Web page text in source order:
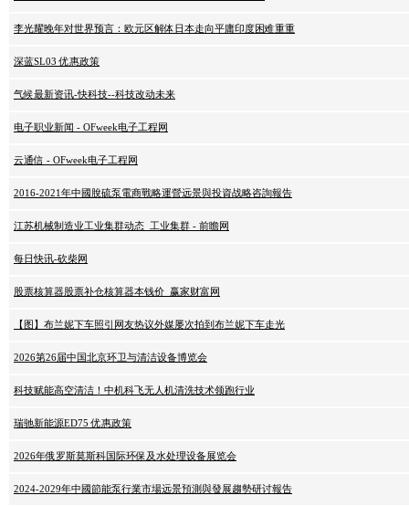
李光耀晚年对世界预言：欧元区解体日本走向平庸印度困难重重
深蓝SL03 优惠政策
气候最新资讯-快科技--科技改动未来
电子职业新闻 - OFweek电子工程网
云通信 - OFweek电子工程网
2016-2021年中國脫硫泵電商戰略運營远景與投資战略咨詢報告
江苏机械制造业工业集群动态_工业集群 - 前瞻网
每日快讯-砍柴网
股票核算器股票补仓核算器本钱价_赢家财富网
【图】布兰妮下车照引网友热议外媒屡次拍到布兰妮下车走光
2026第26届中国北京环卫与清洁设备博览会
科技赋能高空清洁！中机科飞无人机清洗技术领跑行业
瑞驰新能源ED75 优惠政策
2026年俄罗斯莫斯科国际环保及水处理设备展览会
2024-2029年中國節能泵行業市場远景預測與發展趨勢研讨報告